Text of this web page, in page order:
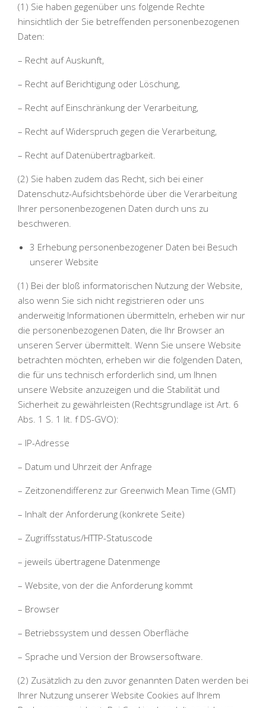
(1) Sie haben gegenüber uns folgende Rechte
hinsichtlich der Sie betreffenden personenbezogenen
Daten:
– Recht auf Auskunft,
– Recht auf Berichtigung oder Löschung,
– Recht auf Einschränkung der Verarbeitung,
– Recht auf Widerspruch gegen die Verarbeitung,
– Recht auf Datenübertragbarkeit.
(2) Sie haben zudem das Recht, sich bei einer
Datenschutz-Aufsichtsbehörde über die Verarbeitung
Ihrer personenbezogenen Daten durch uns zu
beschweren.
3 Erhebung personenbezogener Daten bei Besuch
unserer Website
(1) Bei der bloß informatorischen Nutzung der Website,
also wenn Sie sich nicht registrieren oder uns
anderweitig Informationen übermitteln, erheben wir nur
die personenbezogenen Daten, die Ihr Browser an
unseren Server übermittelt. Wenn Sie unsere Website
betrachten möchten, erheben wir die folgenden Daten,
die für uns technisch erforderlich sind, um Ihnen
unsere Website anzuzeigen und die Stabilität und
Sicherheit zu gewährleisten (Rechtsgrundlage ist Art. 6
Abs. 1 S. 1 lit. f DS-GVO):
– IP-Adresse
– Datum und Uhrzeit der Anfrage
– Zeitzonendifferenz zur Greenwich Mean Time (GMT)
– Inhalt der Anforderung (konkrete Seite)
– Zugriffsstatus/HTTP-Statuscode
– jeweils übertragene Datenmenge
– Website, von der die Anforderung kommt
– Browser
– Betriebssystem und dessen Oberfläche
– Sprache und Version der Browsersoftware.
(2) Zusätzlich zu den zuvor genannten Daten werden bei
Ihrer Nutzung unserer Website Cookies auf Ihrem